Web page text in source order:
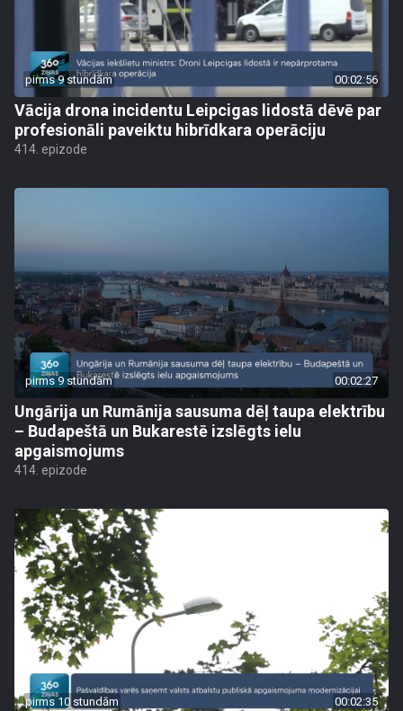
pirms 9 stundām 00:02:56
Vācija drona incidentu Leipcigas lidostā dēvē par
profesionāli paveiktu hibrīdkara operāciju
414. epizode
pirms 9 stundām 00:02:27
Ungārija un Rumānija sausuma dēļ taupa elektrību
– Budapeštā un Bukarestē izslēgts ielu
apgaismojums
414. epizode
pirms 10 stundām 00:02:35